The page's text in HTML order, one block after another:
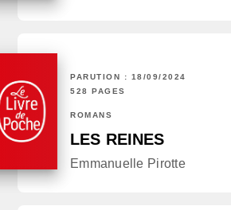
PARUTION : 18/09/2024
528 PAGES
ROMANS
LES REINES
Emmanuelle Pirotte